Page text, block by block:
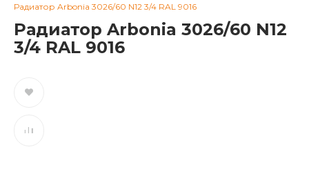
Радиатор Arbonia 3026/60 N12 3/4 RAL 9016
Радиатор Arbonia 3026/60 N12
3/4 RAL 9016